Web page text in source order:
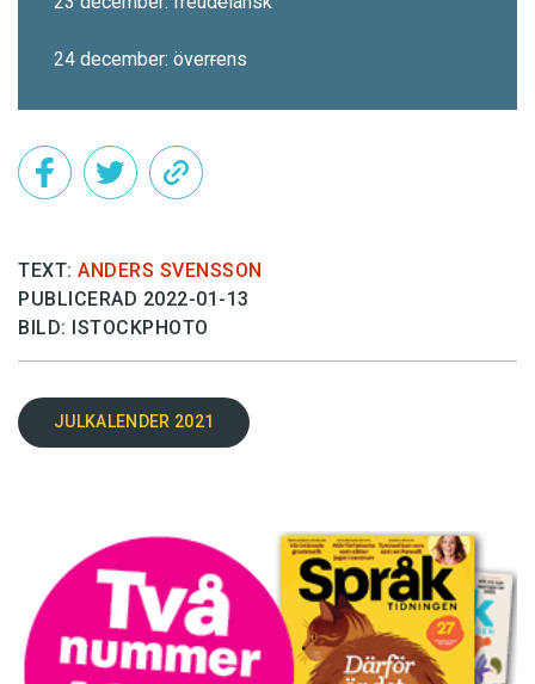
24 december: överrens
TEXT: ANDERS SVENSSON
PUBLICERAD 2022-01-13
BILD: ISTOCKPHOTO
JULKALENDER 2021